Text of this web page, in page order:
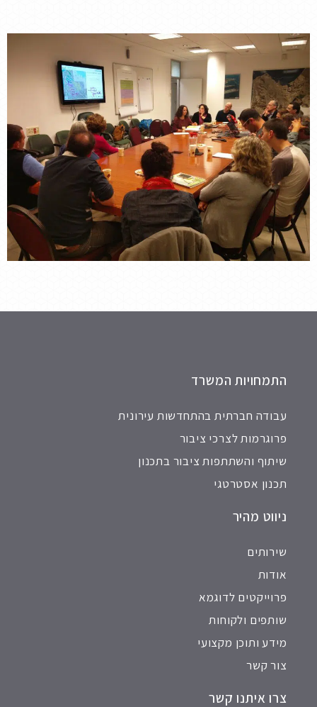
התמחויות המשרד
עבודה חברתית בהתחדשות עירונית
פרוגרמות לצרכי ציבור
שיתוף והשתתפות ציבור בתכנון
תכנון אסטרטגי
ניווט מהיר
שירותים
אודות
פרוייקטים לדוגמא
שותפים ולקוחות
מידע ותוכן מקצועי
צור קשר
צרו איתנו קשר